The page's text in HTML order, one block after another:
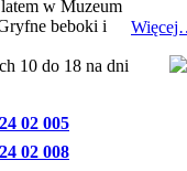
w Muzeum
beboki i
10 do 18 na dni